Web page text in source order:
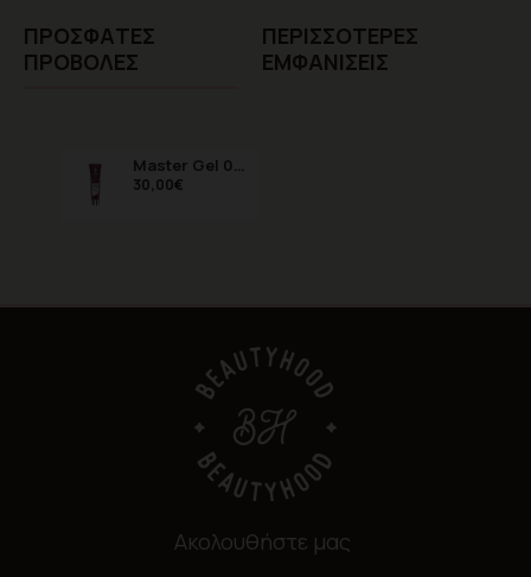
ΠΡΌΣΦΑTΕΣ
ΠΡΟΒΟΛΈΣ
ΠΕΡΙΣΣΌΤΕΡΕΣ
ΕΜΦΑΝΊΣΕΙΣ
Master Gel 03 Fully White 60gr
30,00€
Ακολουθήστε μας